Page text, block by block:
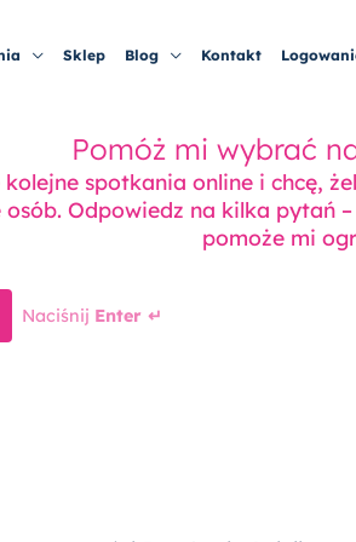
Sklep Blog Kontakt
Pomóż mi wybrać
kolejne spotkania online i chcę,
osób. Odpowiedz na kilka pytań
pomoże mi
Naciśnij Enter ↵